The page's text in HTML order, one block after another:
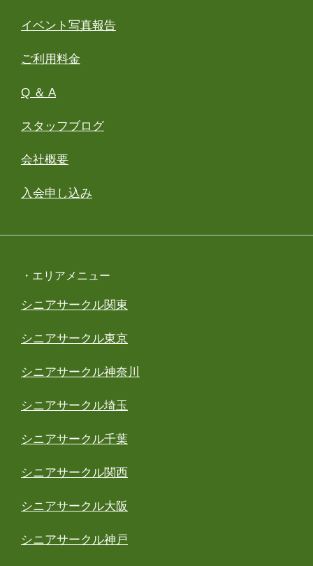
イベント写真報告
ご利用料金
Q ＆ A
スタッフブログ
会社概要
入会申し込み
・エリアメニュー
シニアサークル関東
シニアサークル東京
シニアサークル神奈川
シニアサークル埼玉
シニアサークル千葉
シニアサークル関西
シニアサークル大阪
シニアサークル神戸